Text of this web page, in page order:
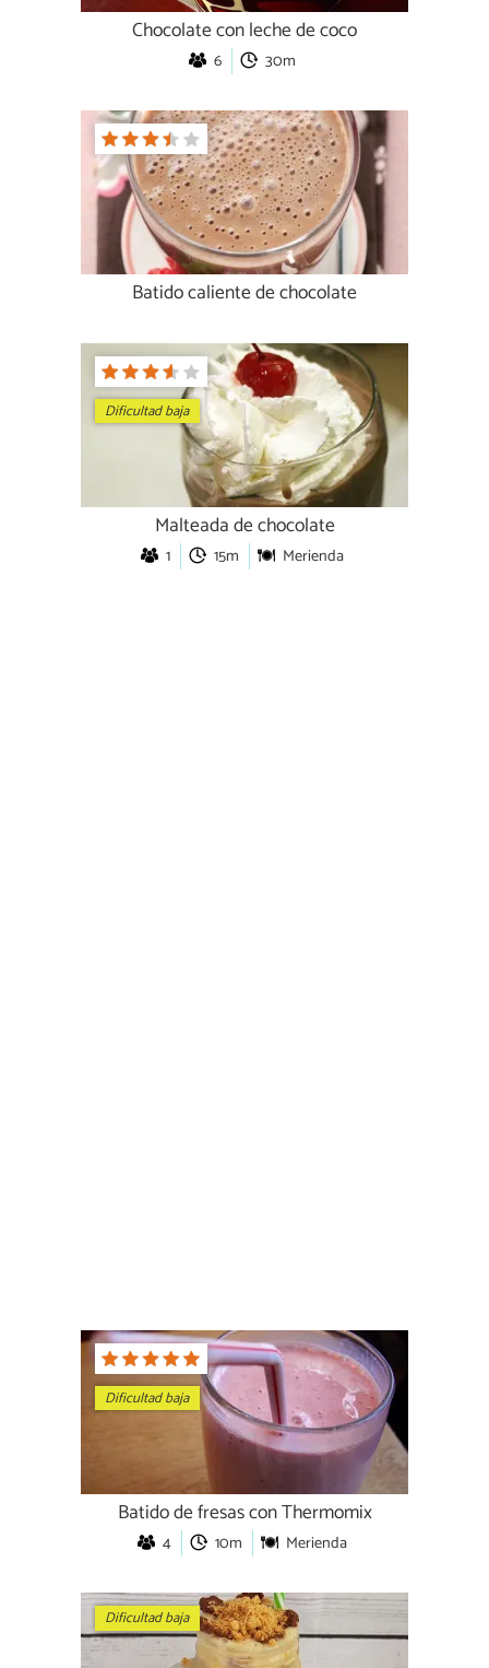
Chocolate con leche de coco
6 30m
Batido caliente de chocolate
Dificultad baja
Malteada de chocolate
1 15m Merienda
Dificultad baja
Batido de fresas con Thermomix
4 10m Merienda
Dificultad baja